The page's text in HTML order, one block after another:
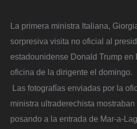
La primera ministra Italiana,
sorpresiva visita no oficial al
estadounidense Donald Trump en
oficina de la dirigente el domingo.
Las fotografías enviadas por la
ministra ultraderechista
posando a la entrada de Mar-a-